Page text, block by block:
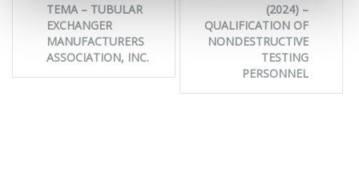
articoli
TEMA – TUBULAR
EXCHANGER
MANUFACTURERS
ASSOCIATION, INC.
(2024) –
QUALIFICATION OF
NONDESTRUCTIVE
TESTING
PERSONNEL